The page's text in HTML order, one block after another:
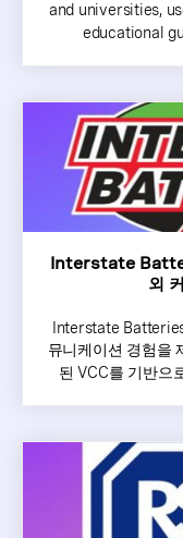
and universities,
educational
Interstate
외
Interstate
뮤니케이션 경험을
된 VCC를 기반으